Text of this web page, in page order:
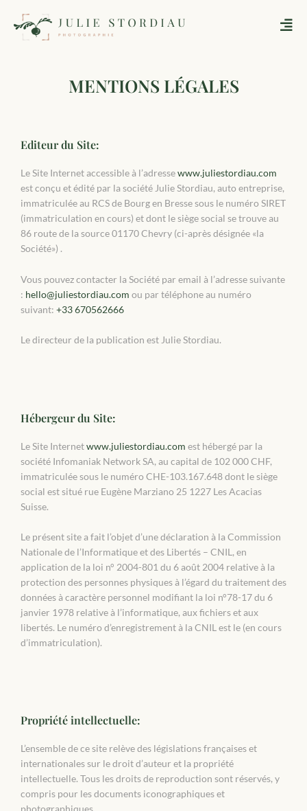
contenu
MENTIONS LÉGALES
Editeur du Site:
Le Site Internet accessible à l’adressewww.juliestordiau.com
est conçu et édité par la société Julie Stordiau, auto entreprise,
immatriculée au RCS de Bourg en Bresse sous le numéro SIRET
(immatriculation en cours) et dont le siège social se trouve au
86 route de la source 01170 Chevry (ci-après désignée «la
Société») .
Vous pouvez contacter la Société par email à l’adresse suivante
: hello@juliestordiau.com ou par téléphone au numéro
suivant: +33 670562666
Le directeur de la publication est Julie Stordiau.
Hébergeur du Site:
Le Site Internetwww.juliestordiau.com est hébergé par la
société Infomaniak Network SA, au capital de 102 000 CHF,
immatriculée sous le numéro CHE-103.167.648 dont le siège
social est situé rue Eugène Marziano 25 1227 Les Acacias
Suisse.
Le présent site a fait l’objet d’une déclaration à la Commission
Nationale de l’Informatique et des Libertés – CNIL, en
application de la loi n° 2004-801 du 6 août 2004 relative à la
protection des personnes physiques à l’égard du traitement des
données à caractère personnel modifiant la loi n°78-17 du 6
janvier 1978 relative à l’informatique, aux fichiers et aux
libertés. Le numéro d’enregistrement à la CNIL est le (en cours
d’immatriculation).
Propriété intellectuelle:
L’ensemble de ce site relève des législations françaises et
internationales sur le droit d’auteur et la propriété
intellectuelle. Tous les droits de reproduction sont réservés, y
compris pour les documents iconographiques et